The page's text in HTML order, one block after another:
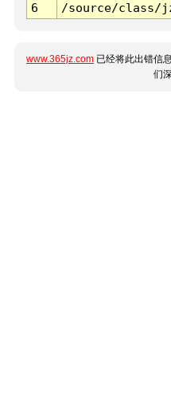
6
/source/class/
www.365jz.com 已经将此出错信
们